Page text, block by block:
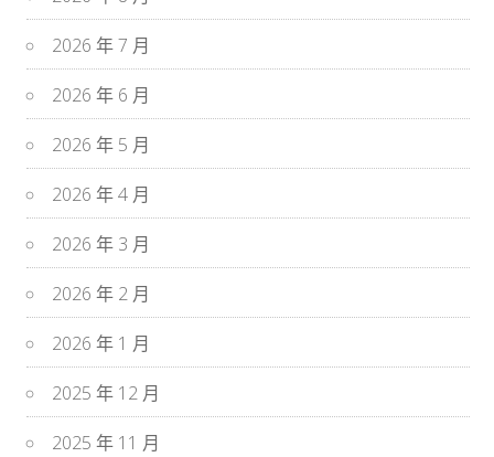
2026 年 7 月
2026 年 6 月
2026 年 5 月
2026 年 4 月
2026 年 3 月
2026 年 2 月
2026 年 1 月
2025 年 12 月
2025 年 11 月